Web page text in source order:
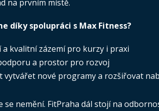
na prvním místě.
díky spolupráci s Max Fitness?
a kvalitní zázemí pro kurzy i praxi
a prostor pro rozvoj
vytvářet nové programy a rozšiřovat
se nemění. FitPraha dál stojí na